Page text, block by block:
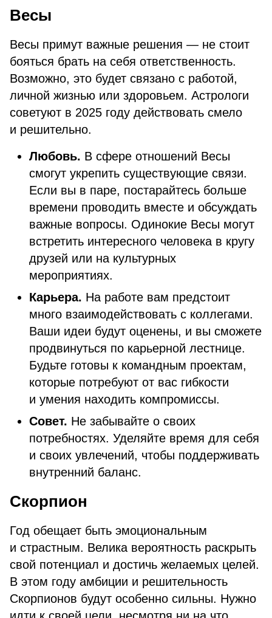
Весы
Весы примут важные решения — не стоит
бояться брать на себя ответственность.
Возможно, это будет связано с работой,
личной жизнью или здоровьем. Астрологи
советуют в 2025 году действовать смело
и решительно.
Любовь. В сфере отношений Весы
смогут укрепить существующие связи.
Если вы в паре, постарайтесь больше
времени проводить вместе и обсуждать
важные вопросы. Одинокие Весы могут
встретить интересного человека в кругу
друзей или на культурных
мероприятиях.
Карьера. На работе вам предстоит
много взаимодействовать с коллегами.
Ваши идеи будут оценены, и вы сможете
продвинуться по карьерной лестнице.
Будьте готовы к командным проектам,
которые потребуют от вас гибкости
и умения находить компромиссы.
Совет. Не забывайте о своих
потребностях. Уделяйте время для себя
и своих увлечений, чтобы поддерживать
внутренний баланс.
Скорпион
Год обещает быть эмоциональным
и страстным. Велика вероятность раскрыть
свой потенциал и достичь желаемых целей.
В этом году амбиции и решительность
Скорпионов будут особенно сильны. Нужно